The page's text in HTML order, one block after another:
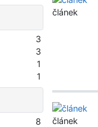
článek
článek
3
3
1
1
8